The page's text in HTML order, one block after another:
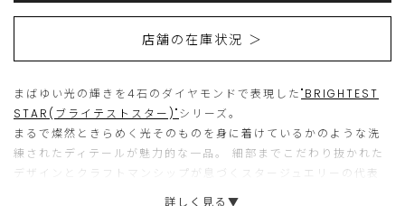
ら
の
品
は
15
商
品
現
在、
ご
店舗の在庫状況 ＞
まばゆい光の輝きを4石のダイヤモンドで表現した"BRIGHTEST
STAR(ブライテストスター)"シリーズ。
まるで燦然ときらめく光そのものを身に着けているかのような洗
練されたディテールが魅力的な一品。 細部までこだわり抜かれた
デザインとクラフトマンシップが息づくスタージュエリーの代表
詳しく見る▼